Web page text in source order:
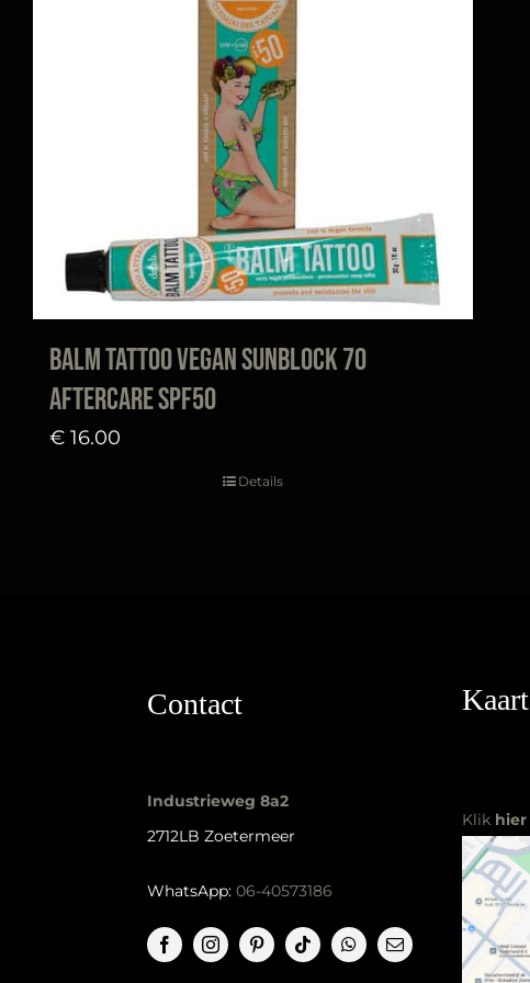
Balm Tattoo Vegan Sunblock 70
aftercare SPF50
€ 16.00
Details
Contact
Industrieweg 8a2
2712LB Zoetermeer
WhatsApp:06-40573186
Kaart
Klik hier